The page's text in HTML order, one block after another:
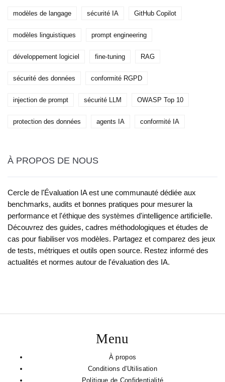
modèles de langage sécurité IA GitHub Copilot
modèles linguistiques prompt engineering
développement logiciel fine-tuning RAG
sécurité des données conformité RGPD
injection de prompt sécurité LLM OWASP Top 10
protection des données agents IA conformité IA
À PROPOS DE NOUS
Cercle de l'Évaluation IA est une communauté dédiée aux
benchmarks, audits et bonnes pratiques pour mesurer la
performance et l'éthique des systèmes d'intelligence artificielle.
Découvrez des guides, cadres méthodologiques et études de
cas pour fiabiliser vos modèles. Partagez et comparez des jeux
de tests, métriques et outils open source. Restez informé des
actualités et normes autour de l'évaluation des IA.
Menu
À propos
Conditions d'Utilisation
Politique de Confidentialité